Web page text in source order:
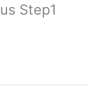
Step1